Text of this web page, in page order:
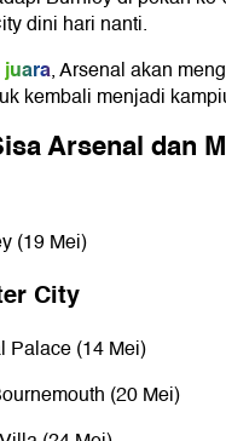
dini hari nanti.
juara, Arsenal akan
kembali menjadi
Arsenal dan
(19 Mei)
City
Palace(14 Mei)
(20 Mei)